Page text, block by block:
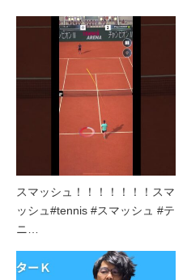
スマッシュ！！！！！！！スマ
ッシュ#tennis #スマッシュ #テ
ニ…